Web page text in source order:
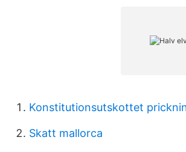
Konstitutionsutskottet
Skatt mallorca